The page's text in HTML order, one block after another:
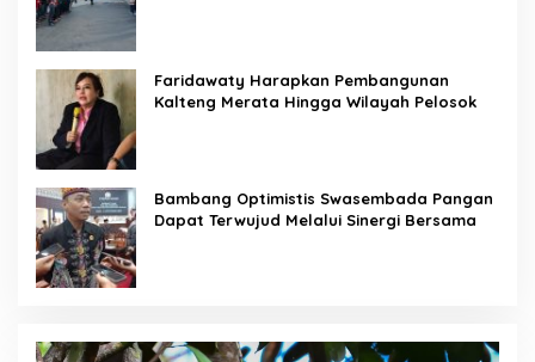
Faridawaty Harapkan Pembangunan
Kalteng Merata Hingga Wilayah Pelosok
Bambang Optimistis Swasembada Pangan
Dapat Terwujud Melalui Sinergi Bersama